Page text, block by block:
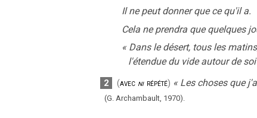
Il ne peut donner que ce qu'il a.
Cela ne prendra que quelques
« Dans le désert, tous les
l'étendue du vide autour de soi
2 (avec ni répété) « Les choses que
(G. Archambault, 1970).